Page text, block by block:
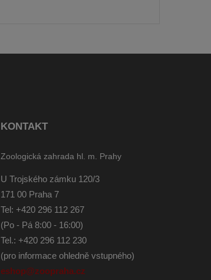
KONTAKT
Zoologická zahrada hl. m. Prahy
U Trojského zámku 120/3
171 00 Praha 7
Tel: +420 296 112 267
(Po - Pá 8:00 - 16:00)
Tel.: +420 296 112 230
(pro informace ohledně vstupného)
eshop@zoopraha.cz